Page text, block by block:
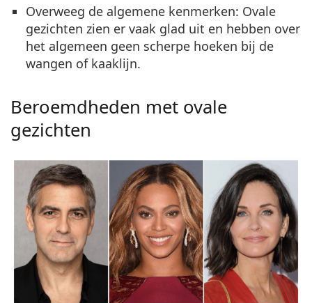
Overweeg de algemene kenmerken: Ovale
gezichten zien er vaak glad uit en hebben over
het algemeen geen scherpe hoeken bij de
wangen of kaaklijn.
Beroemdheden met ovale
gezichten